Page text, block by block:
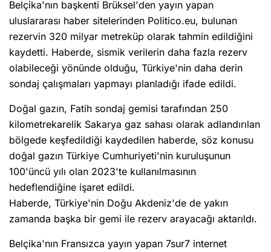
Belçika'nın başkenti Brüksel'den yayın yapan
uluslararası haber sitelerinden Politico.eu, bulunan
rezervin 320 milyar metreküp olarak tahmin edildiğini
kaydetti. Haberde, sismik verilerin daha fazla rezerv
olabileceği yönünde olduğu, Türkiye'nin daha derin
sondaj çalışmaları yapmayı planladığı ifade edildi.
Doğal gazın, Fatih sondaj gemisi tarafından 250
kilometrekarelik Sakarya gaz sahası olarak adlandırılan
bölgede keşfedildiği kaydedilen haberde, söz konusu
doğal gazın Türkiye Cumhuriyeti'nin kuruluşunun
100'üncü yılı olan 2023'te kullanılmasının
hedeflendiğine işaret edildi.
Haberde, Türkiye'nin Doğu Akdeniz'de de yakın
zamanda başka bir gemi ile rezerv arayacağı aktarıldı.
Belçika'nın Fransızca yayın yapan 7sur7 internet